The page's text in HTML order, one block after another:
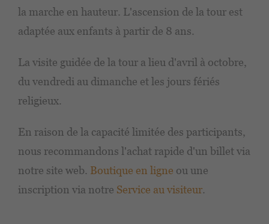
la marche en hauteur. L'ascension de la tour est
adaptée aux enfants à partir de 8 ans.
La visite guidée de la tour a lieu d'avril à octobre,
du vendredi au dimanche et les jours fériés
religieux.
En raison de la capacité limitée des participants,
nous recommandons l'achat rapide d'un billet via
notre site web. Boutique en ligne ou une
inscription via notre Service au visiteur.